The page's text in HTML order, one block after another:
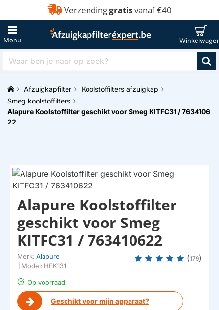
Verzendinggratisvanaf €40
Waar
naar
op
zoek?
h
o
m
Afzuigkapfilter
Koolstoffilters afzuigkap
Smeg koolstoffilters
Alapure Koolstoffilter geschikt voor Smeg KITFC31 / 7634106
22
HUISMERK
Op voorraad
Geschikt voor mijn apparaat?
Alapure Koolstoffilter
geschikt voor Smeg
KITFC31 / 763410622
Merk: Alapure
Model: HFK131
(179)